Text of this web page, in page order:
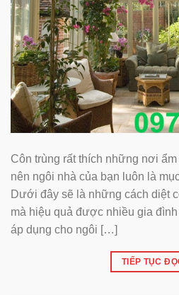
Côn trùng rất thích những nơi
nên ngôi nhà của bạn luôn là
Dưới đây sẽ là những cách diệt
mà hiệu quả được nhiều gia
áp dụng cho ngôi […]
TIẾP TỤC